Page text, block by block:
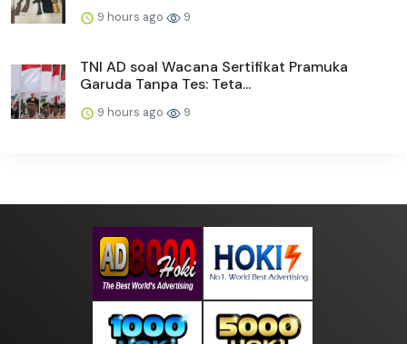
9 hours ago 9
TNI AD soal Wacana Sertifikat Pramuka
Garuda Tanpa Tes: Teta...
9 hours ago 9